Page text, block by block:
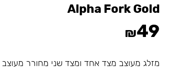
Alpha Fork Gold
₪49
מזלג מעוצב מצד אחד ומצד שני מחורר